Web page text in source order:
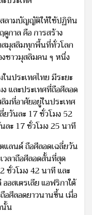
ลามบัญญัติให้ใช้ปฏิทิน
กาล คือ การสร้าง
สมุสลิมทุกพื้นที่ทั่วโลก
ชาวมุสลิมคน ๆ หนึ่ง
นประเทศไทย มีระยะ
และประเทศที่ถือศีลอด
มที่อาศัยอยู่ในประเทศ
วันละ 17 ชั่วโมง 52
ละ 17 ชั่วโมง 25 นาที
แลนด์ ถือศีลอดเฉลี่ยวัน
วลาถือศีลอดสั้นที่สุด
ชั่วโมง 42 นาที และ
อสเตรเลีย แอฟริกาใต้
อศีลอดยาวนานขึ้น เมื่อ
นั้น